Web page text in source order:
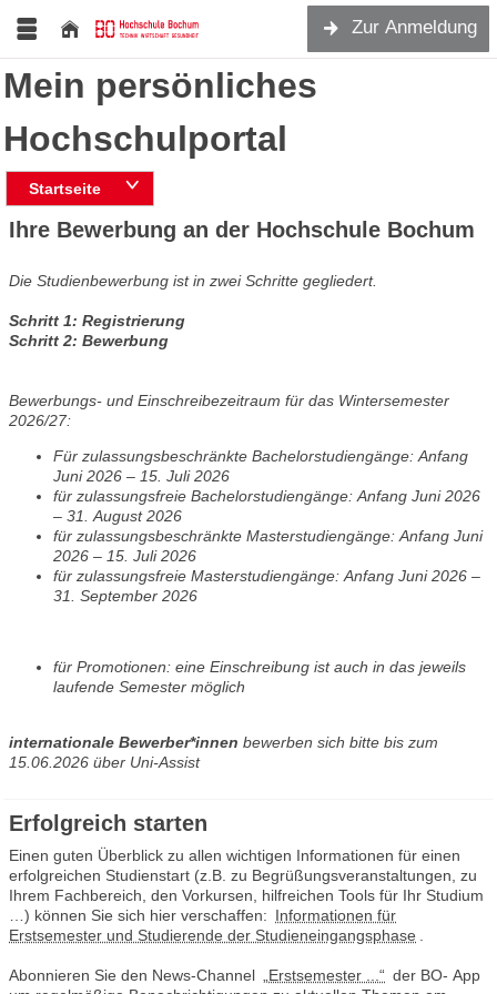
Zur Anmeldung
Mein persönliches
Hochschulportal
Startseite
Ihre Bewerbung an der Hochschule Bochum
Die Studienbewerbung ist in zwei Schritte gegliedert.
Schritt 1: Registrierung
Schritt 2: Bewerbung
Bewerbungs- und Einschreibezeitraum für das Wintersemester
2026/27:
Für zulassungsbeschränkte Bachelorstudiengänge: Anfang
Juni 2026 – 15. Juli 2026
für zulassungsfreie Bachelorstudiengänge: Anfang Juni 2026
– 31. August 2026
für zulassungsbeschränkte Masterstudiengänge: Anfang Juni
2026 – 15. Juli 2026
für zulassungsfreie Masterstudiengänge: Anfang Juni 2026 –
31. September 2026
für Promotionen: eine Einschreibung ist auch in das jeweils
laufende Semester möglich
internationale Bewerber*innen bewerben sich bitte bis zum
15.06.2026 über Uni-Assist
Erfolgreich starten
Einen guten Überblick zu allen wichtigen Informationen für einen
erfolgreichen Studienstart (z.B. zu Begrüßungsveranstaltungen, zu
Ihrem Fachbereich, den Vorkursen, hilfreichen Tools für Ihr Studium
…) können Sie sich hier verschaffen: Informationen für
Erstsemester und Studierende der Studieneingangsphase .
Abonnieren Sie den News-Channel „Erstsemester ...“ der BO- App